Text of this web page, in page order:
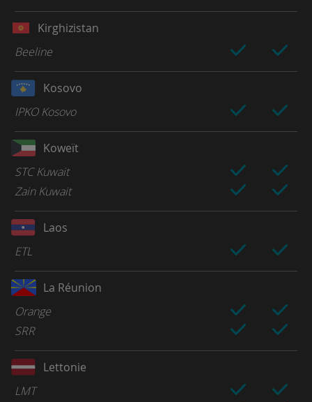
Kirghizistan
Beeline
Kosovo
IPKO Kosovo
Koweït
STC Kuwait
Zain Kuwait
Laos
ETL
La Réunion
Orange
SRR
Lettonie
LMT